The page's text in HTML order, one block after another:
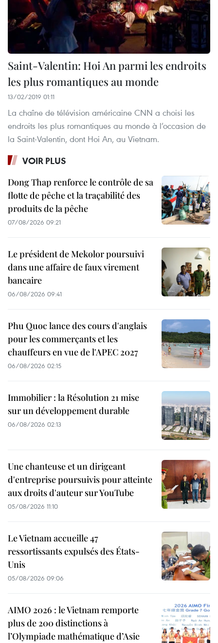
Saint-Valentin: Hoi An parmi les endroits
les plus romantiques au monde
13/02/2019 01:11
La chaîne de télévision américaine CNN a choisi les
endroits les plus romantiques au monde à l’occasion de
la Saint-Valentin, dont Hoi An, au Vietnam.
VOIR PLUS
Dong Thap renforce le contrôle de sa
flotte de pêche et la traçabilité des
produits de la pêche
07/08/2026 09:21
Le président de Mekolor poursuivi
dans une affaire de faux virement
bancaire
06/08/2026 09:41
Phu Quoc lance des cours d'anglais
pour les commerçants et les
chauffeurs en vue de l'APEC 2027
06/08/2026 02:15
Immobilier : la Résolution 21 mise
sur un développement durable
06/08/2026 02:13
Une chanteuse et un dirigeant
d'entreprise poursuivis pour atteinte
aux droits d'auteur sur YouTube
05/08/2026 11:10
Le Vietnam accueille 47
ressortissants expulsés des États-
Unis
05/08/2026 09:06
AIMO 2026 : le Vietnam remporte
plus de 200 distinctions à
l’Olympiade mathématique d’Asie